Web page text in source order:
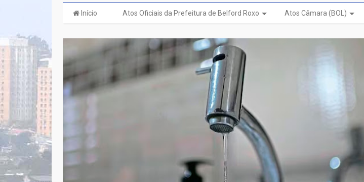
Início Atos Oficiais da Prefeitura de Belford Roxo Atos Câmara (BOL)